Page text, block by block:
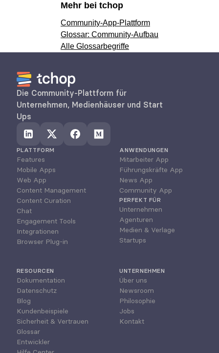
Mehr bei tchop
Community-App-Plattform
Glossar: Community-Aufbau
Alle Glossarbegriffe
Die Community-Plattform für
Unternehmen, Medienhäuser und Start
Ups
PLATTFORM
Features
Mobile Apps
Web App
Content Management
Content Curation
Chat
Engagement Tools
Integrationen
Browser Plug-in
ANWENDUNGEN
Mitarbeiter App
Führungskräfte App
News App
Community App
PERFEKT FÜR
Unternehmen
Agenturen
Medien & Verlage
Startups
RESOURCEN
Dokumentation
Datenschutz
Blog
Kundenbeispiele
Sicherheit & Vertrauen
Glossar
Entwickler
UNTERNEHMEN
Über uns
Newsroom
Philosophie
Jobs
Kontakt